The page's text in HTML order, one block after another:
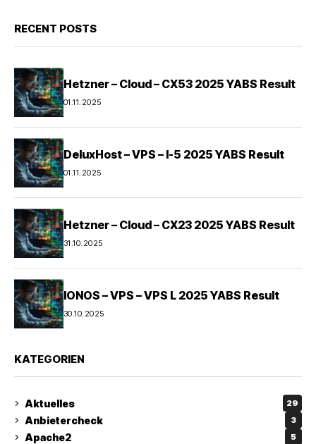
RECENT POSTS
Hetzner – Cloud – CX53 2025 YABS Result
01.11.2025
DeluxHost – VPS – I-5 2025 YABS Result
01.11.2025
Hetzner – Cloud – CX23 2025 YABS Result
31.10.2025
IONOS – VPS – VPS L 2025 YABS Result
30.10.2025
KATEGORIEN
Aktuelles 29
Anbietercheck 3
Apache2 5